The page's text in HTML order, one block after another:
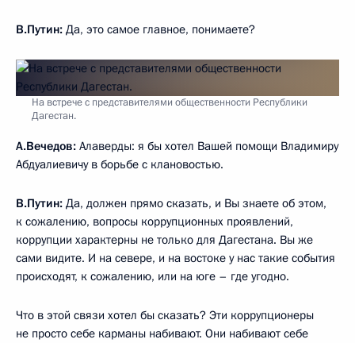
В.Путин: Да, это самое главное, понимаете?
На встрече с представителями общественности Республики
Дагестан.
А.Вечедов: Алаверды: я бы хотел Вашей помощи Владимиру
Абдуалиевичу в борьбе с клановостью.
В.Путин: Да, должен прямо сказать, и Вы знаете об этом,
к сожалению, вопросы коррупционных проявлений,
коррупции характерны не только для Дагестана. Вы же
сами видите. И на севере, и на востоке у нас такие события
происходят, к сожалению, или на юге – где угодно.
Что в этой связи хотел бы сказать? Эти коррупционеры
не просто себе карманы набивают. Они набивают себе